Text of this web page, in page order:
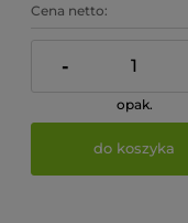
Cena netto:
-
opak.
do koszyka